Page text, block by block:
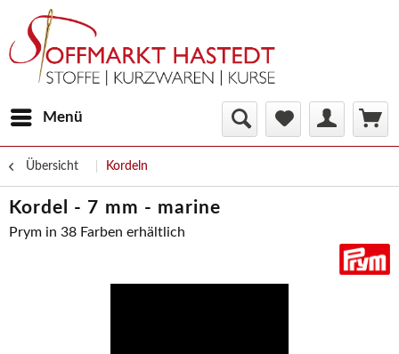
Menü
Übersicht Kordeln
Kordel - 7 mm - marine
Prym in 38 Farben erhältlich